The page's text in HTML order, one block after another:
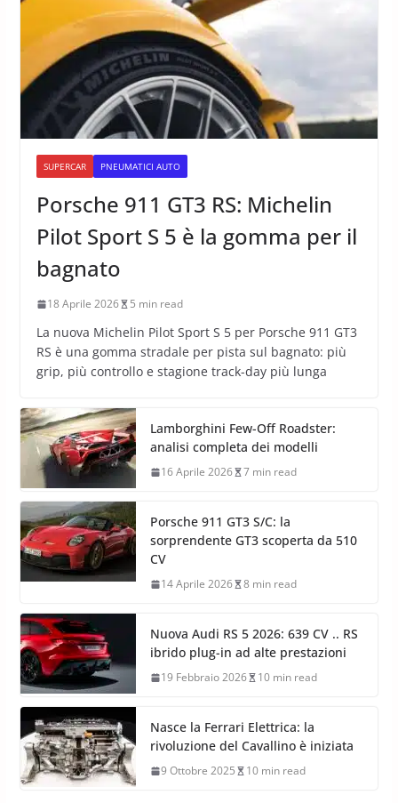
SUPERCAR PNEUMATICI AUTO
Porsche 911 GT3 RS: Michelin
Pilot Sport S 5 è la gomma per il
bagnato
18 Aprile 2026 5 min read
La nuova Michelin Pilot Sport S 5 per Porsche 911 GT3
RS è una gomma stradale per pista sul bagnato: più
grip, più controllo e stagione track-day più lunga
Lamborghini Few-Off Roadster:
analisi completa dei modelli
16 Aprile 2026 7 min read
Porsche 911 GT3 S/C: la
sorprendente GT3 scoperta da 510
CV
14 Aprile 2026 8 min read
Nuova Audi RS 5 2026: 639 CV .. RS
ibrido plug-in ad alte prestazioni
19 Febbraio 2026 10 min read
Nasce la Ferrari Elettrica: la
rivoluzione del Cavallino è iniziata
9 Ottobre 2025 10 min read